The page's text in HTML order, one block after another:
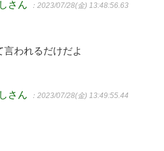
さん ：2023/07/28(金) 13:48:56.63
言われるだけだよ
さん ：2023/07/28(金) 13:49:55.44